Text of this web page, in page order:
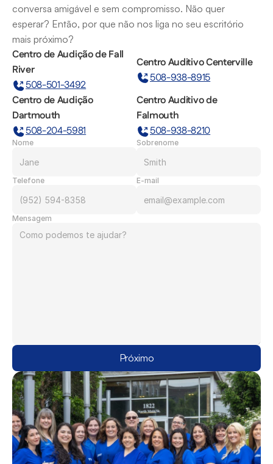
conversa amigável e sem compromisso. Não quer
esperar? Então, por que não nos liga no seu escritório
mais próximo?
Centro de Audição de Fall
River
508-501-3492
Centro Auditivo Centerville
508-938-8915
Centro de Audição
Dartmouth
508-204-5981
Centro Auditivo de
Falmouth
508-938-8210
Nome Sobrenome
Telefone E-mail
Mensagem
Próximo